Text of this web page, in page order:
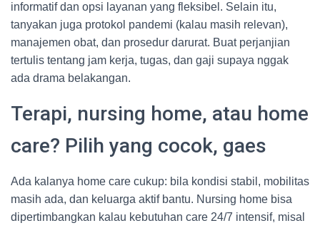
informatif dan opsi layanan yang fleksibel. Selain itu,
tanyakan juga protokol pandemi (kalau masih relevan),
manajemen obat, dan prosedur darurat. Buat perjanjian
tertulis tentang jam kerja, tugas, dan gaji supaya nggak
ada drama belakangan.
Terapi, nursing home, atau home
care? Pilih yang cocok, gaes
Ada kalanya home care cukup: bila kondisi stabil, mobilitas
masih ada, dan keluarga aktif bantu. Nursing home bisa
dipertimbangkan kalau kebutuhan care 24/7 intensif, misal